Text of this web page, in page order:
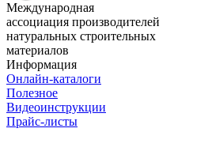
Международная
ассоциация производителей
натуральных строительных
материалов
Информация
Онлайн-каталоги
Полезное
Видеоинструкции
Прайс-листы